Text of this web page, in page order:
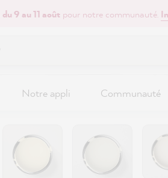
du 9 au 11 août pour notre communauté.
Notre appli Communauté